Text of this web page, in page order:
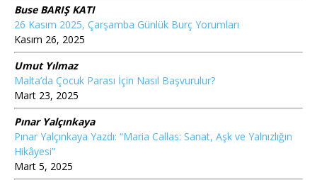
Buse BARIŞ KATI
26 Kasım 2025, Çarşamba Günlük Burç Yorumları
Kasım 26, 2025
Umut Yılmaz
Malta’da Çocuk Parası İçin Nasıl Başvurulur?
Mart 23, 2025
Pınar Yalçınkaya
Pınar Yalçınkaya Yazdı: “Maria Callas: Sanat, Aşk ve Yalnızlığın
Hikâyesi”
Mart 5, 2025